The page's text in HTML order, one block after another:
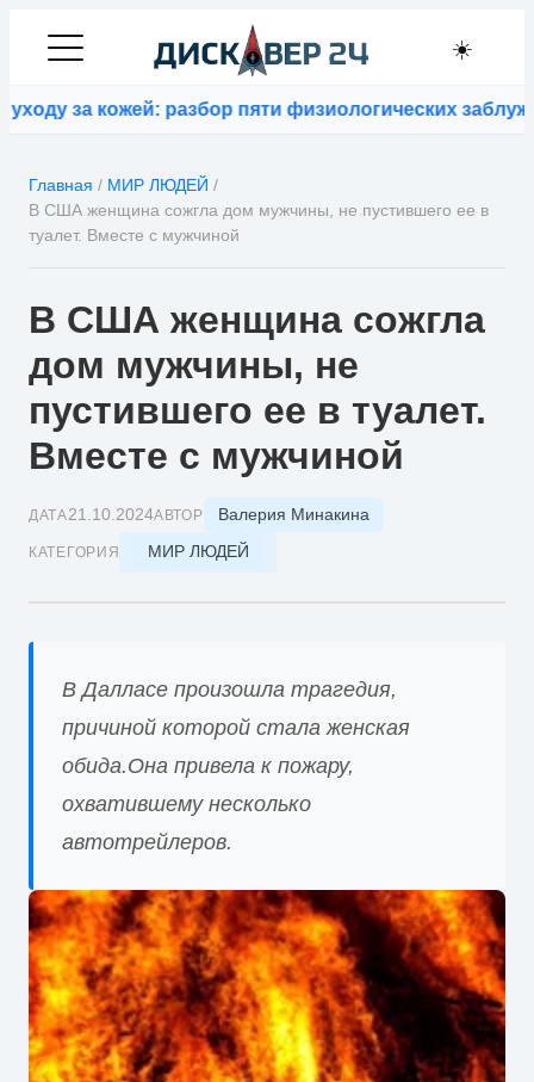
☀️
за кожей: разбор пяти физиологических
Главная / МИР ЛЮДЕЙ /
В США женщина сожгла дом мужчины, не пустившего ее в
туалет. Вместе с мужчиной
В США женщина сожгла
дом мужчины, не
пустившего ее в туалет.
Вместе с мужчиной
ДАТА21.10.2024АВТОР Валерия Минакина
КАТЕГОРИЯ МИР ЛЮДЕЙ
В Далласе произошла трагедия,
причиной которой стала женская
обида.Она привела к пожару,
охватившему несколько
автотрейлеров.